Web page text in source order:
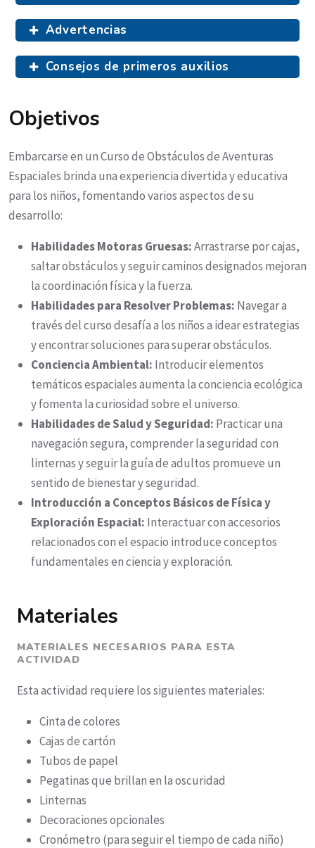
Advertencias
Consejos de primeros auxilios
Objetivos
Embarcarse en un Curso de Obstáculos de Aventuras
Espaciales brinda una experiencia divertida y educativa
para los niños, fomentando varios aspectos de su
desarrollo:
Habilidades Motoras Gruesas:Arrastrarse por cajas,
saltar obstáculos y seguir caminos designados mejoran
la coordinación física y la fuerza.
Habilidades para Resolver Problemas: Navegar a
través del curso desafía a los niños a idear estrategias
y encontrar soluciones para superar obstáculos.
Conciencia Ambiental: Introducir elementos
temáticos espaciales aumenta la conciencia ecológica
y fomenta la curiosidad sobre el universo.
Habilidades de Salud y Seguridad: Practicar una
navegación segura, comprender la seguridad con
linternas y seguir la guía de adultos promueve un
sentido de bienestar y seguridad.
Introducción a Conceptos Básicos de Física y
Exploración Espacial: Interactuar con accesorios
relacionados con el espacio introduce conceptos
fundamentales en ciencia y exploración.
Materiales
MATERIALES NECESARIOS PARA ESTA
ACTIVIDAD
Esta actividad requiere los siguientes materiales:
Cinta de colores
Cajas de cartón
Tubos de papel
Pegatinas que brillan en la oscuridad
Linternas
Decoraciones opcionales
Cronómetro (para seguir el tiempo de cada niño)